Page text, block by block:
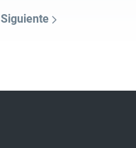
Siguiente